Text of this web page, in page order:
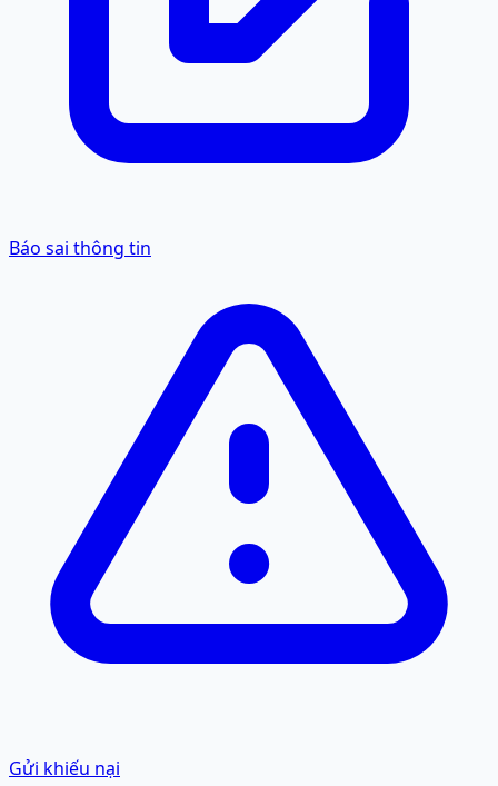
Báo sai thông tin
Gửi khiếu nại